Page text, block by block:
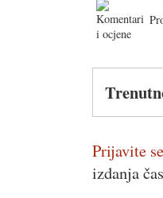
Prijavite
izdanja